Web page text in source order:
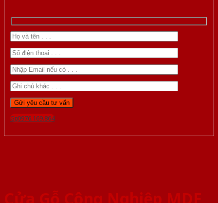
Gọi 0976.169.864
Cửa Gỗ Công Nghiệp MDF